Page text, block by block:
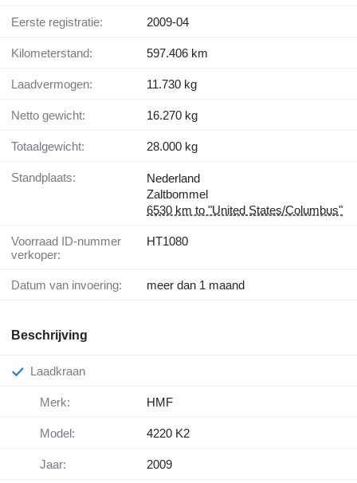
Eerste registratie: 2009-04
Kilometerstand: 597.406 km
Laadvermogen: 11.730 kg
Netto gewicht: 16.270 kg
Totaalgewicht: 28.000 kg
Standplaats:
Nederland
Zaltbommel
6530 km to "United States/Columbus"
Voorraad ID-nummer
verkoper:
HT1080
Datum van invoering: meer dan 1 maand
Beschrijving
Laadkraan
Merk: HMF
Model: 4220 K2
Jaar: 2009